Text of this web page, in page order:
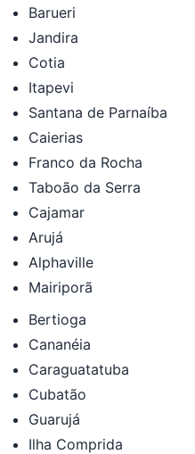
Barueri
Jandira
Cotia
Itapevi
Santana de Parnaíba
Caierias
Franco da Rocha
Taboão da Serra
Cajamar
Arujá
Alphaville
Mairiporã
Bertioga
Cananéia
Caraguatatuba
Cubatão
Guarujá
Ilha Comprida